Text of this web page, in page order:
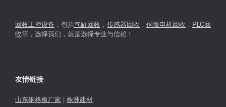
回收工控设备 ，包括气缸回收 ， 传感器回收 ， 伺服电机回收 ， PLC回
收等，选择我们，就是选择专业与信赖！
友情链接
山东钢格板厂家 | 株洲建材